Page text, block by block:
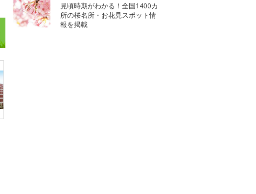
見頃時期がわかる！全国1400カ
所の桜名所・お花見スポット情
報を掲載